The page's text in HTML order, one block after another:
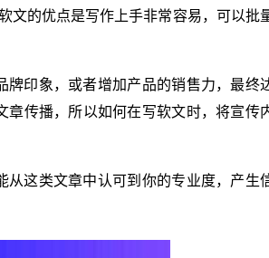
文的优点是写作上手非常容易，可以批
印象，或者增加产品的销售力，最终
章传播，所以如何在写软文时，将宣传
从这类文章中认可到你的专业度，产生